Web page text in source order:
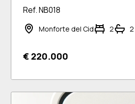
Ref. NB018
Monforte del Cid 2 2
€ 220.000